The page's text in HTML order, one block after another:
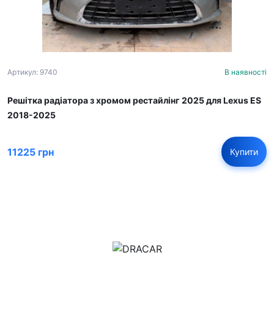
Артикул: 9740 В наявності
Решітка радіатора з хромом рестайлінг 2025 для Lexus ES
2018-2025
11225 грн Купити